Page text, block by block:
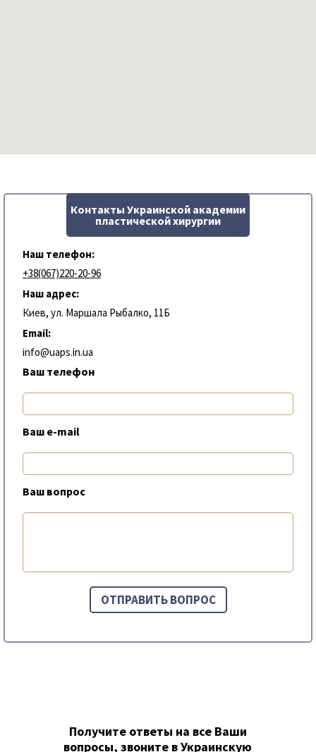
Контакты Украинской академии
пластической хирургии
Наш телефон:
+38(067)220-20-96
Наш адрес:
Киев, ул. Маршала Рыбалко, 11Б
Email:
info@uaps.in.ua
Ваш телефон
Ваш e-mail
Ваш вопрос
Получите ответы на все Ваши
вопросы, звоните в Украинскую